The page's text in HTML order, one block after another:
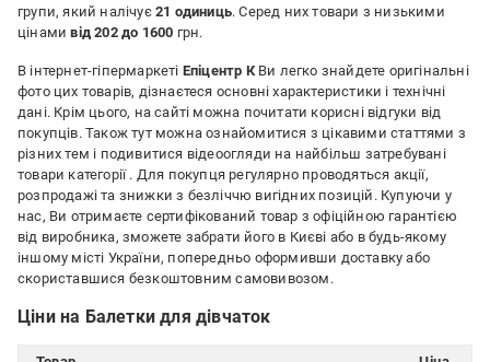
групи, який налічує 21 одиниць. Серед них товари з низькими
цінамивід 202 до 1600 грн.
В інтернет-гіпермаркеті Епіцентр КВи легко знайдете оригінальні
фото цих товарів, дізнаєтеся основні характеристики і технічні
дані. Крім цього, на сайті можна почитати корисні відгуки від
покупців. Також тут можна ознайомитися з цікавими статтями з
різних тем і подивитися відеоогляди на найбільш затребувані
товари категорії . Для покупця регулярно проводяться акції,
розпродажі та знижки з безліччю вигідних позицій. Купуючи у
нас, Ви отримаєте сертифікований товар з офіційною гарантією
від виробника, зможете забрати його в Києві або в будь-якому
іншому місті України, попередньо оформивши доставку або
скориставшися безкоштовним самовивозом.
Ціни на Балетки для дівчаток